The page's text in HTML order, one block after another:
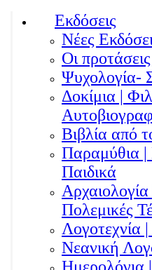
Εκδόσεις
Νέες
Οι
Ψυχολογία-
Δοκίμια |
Βιβλία από
Παραμύθια |
Παιδικά
Πολεμικές
Λογοτεχνία
Νεανική